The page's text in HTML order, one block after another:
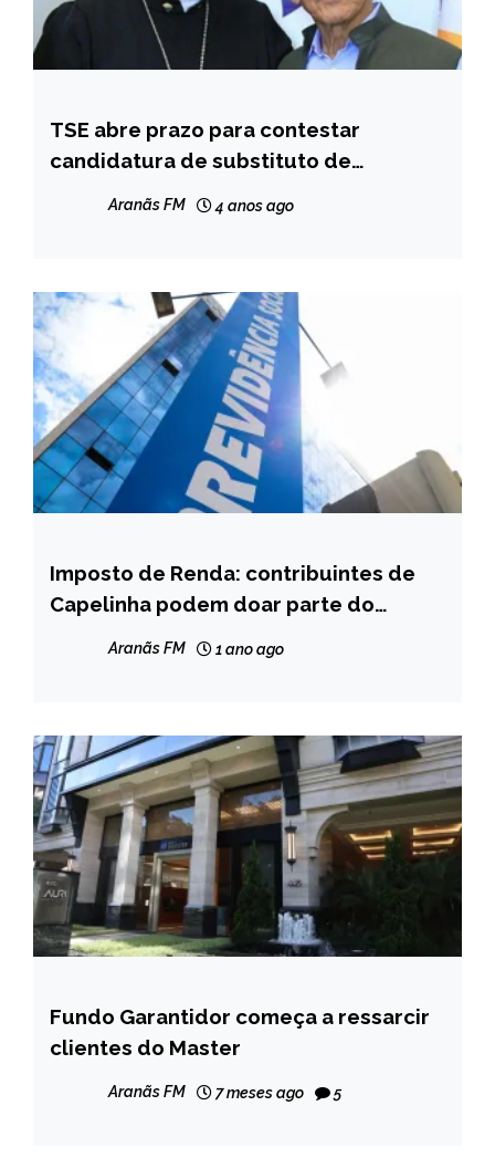
BRASIL
NOTÍCIAS
TSE abre prazo para contestar
candidatura de substituto de
Aranãs FM 4 anos ago
BRASIL
NOTÍCIAS
Imposto de Renda: contribuintes de
Capelinha podem doar parte do
Aranãs FM 1 ano ago
BRASIL
NOTÍCIAS
Fundo Garantidor começa a ressarcir
clientes do Master
Aranãs FM 7 meses ago 5